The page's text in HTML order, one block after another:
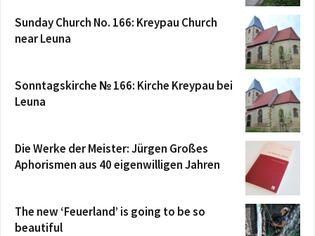
Sunday Church No. 166: Kreypau Church
near Leuna
Sonntagskirche № 166: Kirche Kreypau bei
Leuna
Die Werke der Meister: Jürgen Großes
Aphorismen aus 40 eigenwilligen Jahren
The new ‘Feuerland’ is going to be so
beautiful